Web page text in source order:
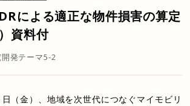
による適正な物件損害の算定
資料付
発テーマ5-2
（金）、地域を次世代につなぐマイモビリ